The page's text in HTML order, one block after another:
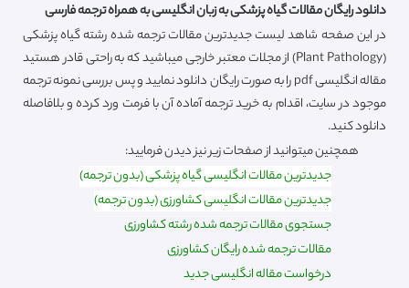
دانلود رایگان مقالات گیاه پزشکی به زبان انگلیسی به همراه ترجمه فارسی
در این صفحه شاهد لیست جدیدترین مقالات ترجمه شده رشته گیاه پزشکی
(Plant Pathology) از مجلات معتبر خارجی میباشید که به راحتی قادر هستید
مقاله انگلیسی pdf را به صورت رایگان دانلود نمایید و پس بررسی نمونه ترجمه
موجود در سایت، اقدام به خرید ترجمه آماده آن با فرمت ورد کرده و بلافاصله
دانلود کنید.
همچنین میتوانید از صفحات زیر نیز دیدن فرمایید:
جدیدترین مقالات انگلیسی گیاه پزشکی (بدون ترجمه)
جدیدترین مقالات انگلیسی کشاورزی (بدون ترجمه)
جستجوی مقالات ترجمه شده رشته کشاورزی
مقالات ترجمه شده رایگان کشاورزی
درخواست مقاله انگلیسی جدید